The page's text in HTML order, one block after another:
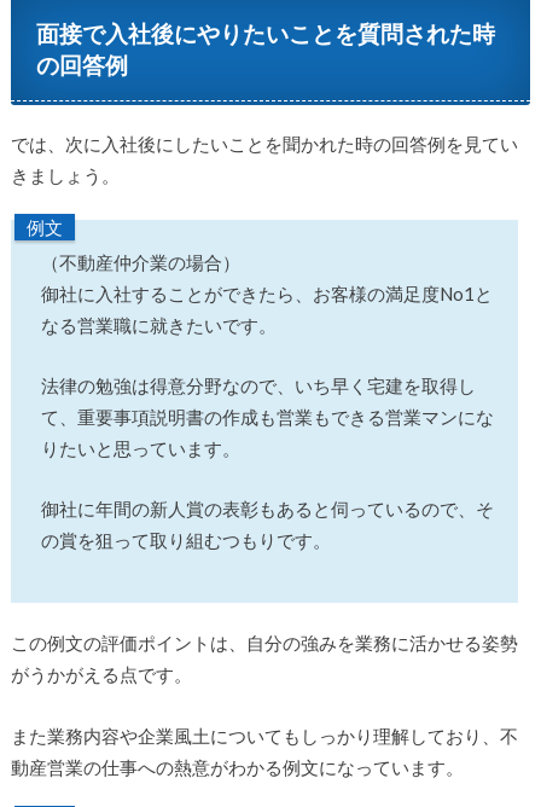
面接で入社後にやりたいことを質問された時
の回答例
では、次に入社後にしたいことを聞かれた時の回答例を見てい
きましょう。
例文
（不動産仲介業の場合）
御社に入社することができたら、お客様の満足度No1と
なる営業職に就きたいです。
法律の勉強は得意分野なので、いち早く宅建を取得し
て、重要事項説明書の作成も営業もできる営業マンにな
りたいと思っています。
御社に年間の新人賞の表彰もあると伺っているので、そ
の賞を狙って取り組むつもりです。
この例文の評価ポイントは、自分の強みを業務に活かせる姿勢
がうかがえる点です。
また業務内容や企業風土についてもしっかり理解しており、不
動産営業の仕事への熱意がわかる例文になっています。